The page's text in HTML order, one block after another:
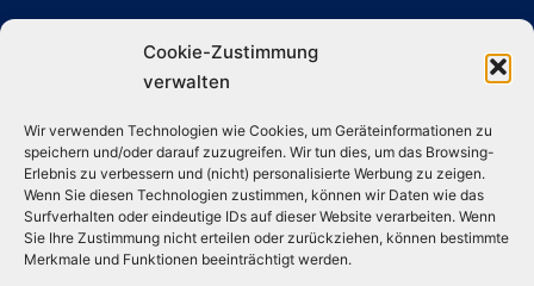
Cookie-Zustimmung
verwalten
Wir verwenden Technologien wie Cookies, um Geräteinformationen zu
speichern und/oder darauf zuzugreifen. Wir tun dies, um das Browsing-
Erlebnis zu verbessern und (nicht) personalisierte Werbung zu zeigen.
Wenn Sie diesen Technologien zustimmen, können wir Daten wie das
Surfverhalten oder eindeutige IDs auf dieser Website verarbeiten. Wenn
Sie Ihre Zustimmung nicht erteilen oder zurückziehen, können bestimmte
Merkmale und Funktionen beeinträchtigt werden.
ABONNIEREN
Folge uns auf Social Media